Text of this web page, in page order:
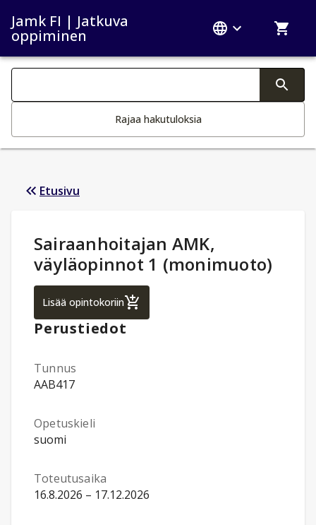
Jamk FI | Jatkuva
oppiminen
Haku kategoriat
Rajaa hakutuloksia
Etusivu
Opintotiedot:
Sairaanhoitajan AMK,
väyläopinnot 1 (monimuoto)
Lisää opintokoriinSairaanhoitajan AMK, väyläopinnot 1
Perustiedot
Tunnus
AAB417
Opetuskieli
suomi
Toteutusaika
16.8.2026 – 17.12.2026